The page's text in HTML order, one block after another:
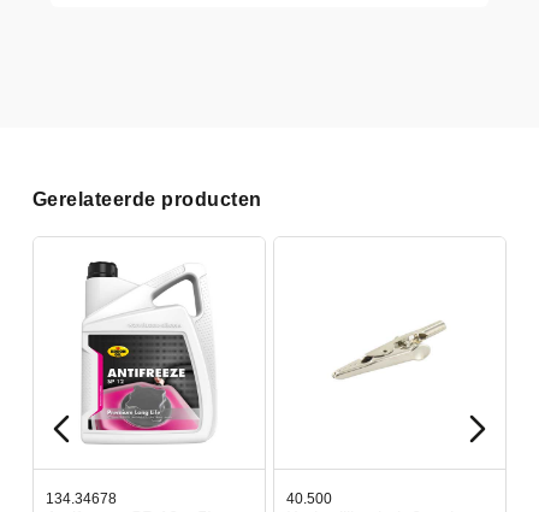
Gerelateerde producten
134.34678 40.500